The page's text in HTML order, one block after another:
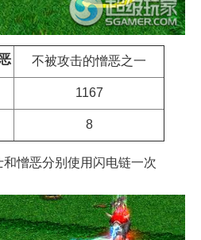
不被攻击的憎恶之一
1167
8
憎恶分别使用闪电链一次